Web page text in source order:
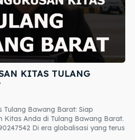
KITAS TULANG
Tulang Bawang Barat: Siap
Kitas Anda di Tulang Bawang Barat.
Di era globalisasi yang terus